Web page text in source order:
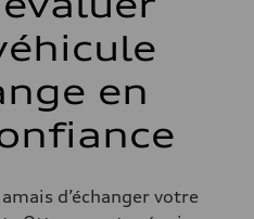
rear calipers
Speed-Sensitive Power Assistance
en
d’échanger votre